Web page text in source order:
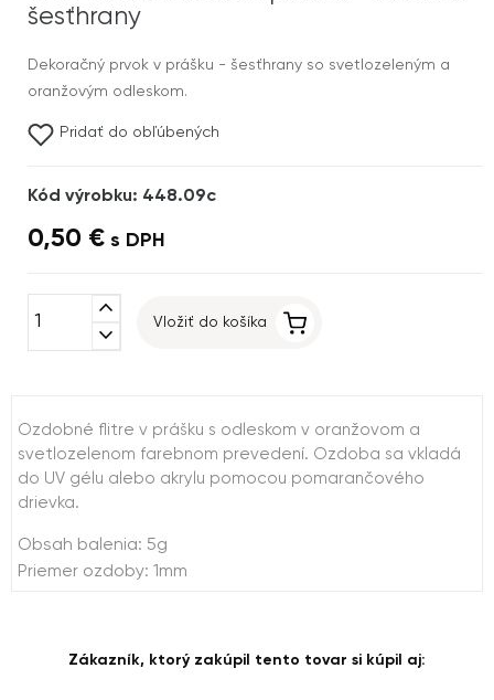
šesťhrany
Dekoračný prvok v prášku - šesťhrany so svetlozeleným a
oranžovým odleskom.
Pridať do obľúbených
Kód výrobku: 448.09c
0,50 € s DPH
expand_less
expand_more
Vložiť do košíka
Ozdobné flitre v prášku s odleskom v oranžovom a
svetlozelenom farebnom prevedení. Ozdoba sa vkladá
do UV gélu alebo akrylu pomocou pomarančového
drievka.
Obsah balenia: 5g
Priemer ozdoby: 1mm
Zákazník, ktorý zakúpil tento tovar si kúpil aj: